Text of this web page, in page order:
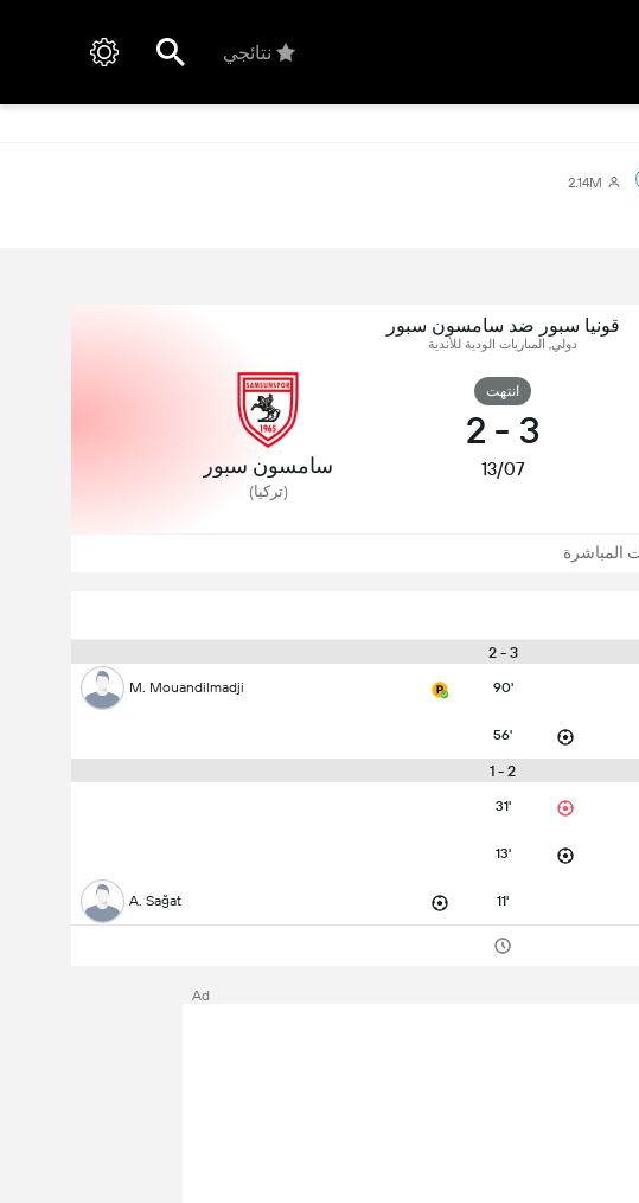
نتائجي
2.14M
قونيا سبور ضد سامسون سبور
دولي, المباريات الودية للأندية
انتهت
3
-
2
13/07 سامسون سبور
(تركيا)
المباشرة
3 - 2
90'
M. Mouandilmadji
56'
2 - 1
31'
13'
11'
A. Sağat
Ad